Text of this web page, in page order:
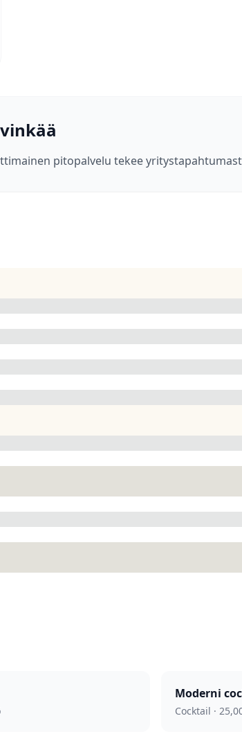
pitopalvelu tekee
Moderni
Cocktail ·